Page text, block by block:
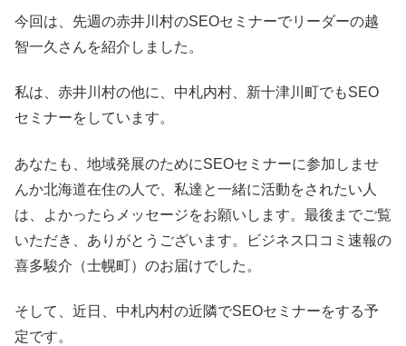
今回は、先週の赤井川村のSEOセミナーでリーダーの越
智一久さんを紹介しました。
私は、赤井川村の他に、中札内村、新十津川町でもSEO
セミナーをしています。
あなたも、地域発展のためにSEOセミナーに参加しませ
んか北海道在住の人で、私達と一緒に活動をされたい人
は、よかったらメッセージをお願いします。最後までご覧
いただき、ありがとうございます。ビジネス口コミ速報の
喜多駿介（士幌町）のお届けでした。
そして、近日、中札内村の近隣でSEOセミナーをする予
定です。